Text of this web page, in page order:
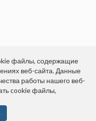
информации
файлы, содержащие
веб-сайта. Данные
работы нашего веб-
cookie файлы,